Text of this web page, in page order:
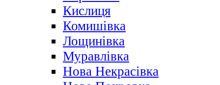
Кислиця
Комишівка
Лощинівка
Муравлівка
Нова Некрасівка